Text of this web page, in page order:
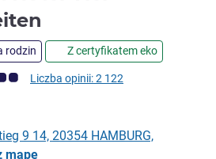
rodzin Z certyfikatem eko
ALL)Liczba opinii: 2 122
9 14, 20354 HAMBURG,
mapę